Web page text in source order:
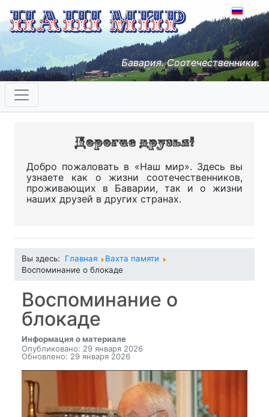
Бавария. Соотечественники.
Добро пожаловать в «Наш мир». Здесь вы
узнаете как о жизни соотечественников,
проживающих в Баварии, так и о жизни
наших друзей в других странах.
Вы здесь: Главная
Вахта памяти
Воспоминание о блокаде
Воспоминание о
блокаде
Информация о материале
Опубликовано: 29 января 2026
Обновлено: 29 января 2026